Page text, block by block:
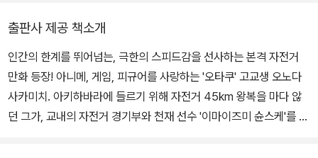
출판사 제공 책소개
인간의 한계를 뛰어넘는, 극한의 스피드감을 선사하는 본격 자전거
만화 등장! 아니메, 게임, 피규어를 사랑하는 '오타쿠' 고교생 오노다
사카미치. 아키하바라에 들르기 위해 자전거 45km 왕복을 마다 않
던 그가, 교내의 자전거 경기부와 천재 선수 '이마이즈미 슌스케'를 만